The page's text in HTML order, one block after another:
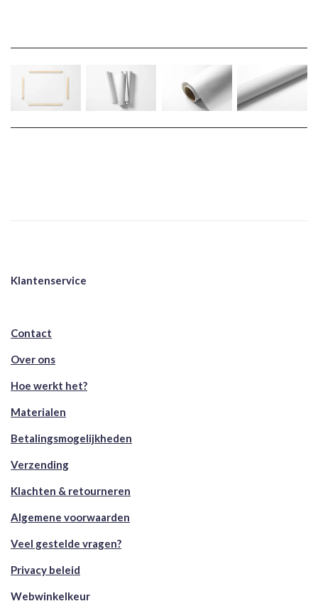
Klantenservice
Contact
Over ons
Hoe werkt het?
Materialen
Betalingsmogelijkheden
Verzending
Klachten & retourneren
Algemene voorwaarden
Veel gestelde vragen?
Privacy beleid
Webwinkelkeur